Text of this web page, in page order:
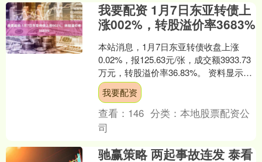
我要配资 1月7日东亚转债上
涨002%，转股溢价率3683%
本站消息，1月7日东亚转债收盘上涨
0.02%，报125.63元/张，成交额3933.73
万元，转股溢价率36.83%。 资料显示，
东亚转债信用级别为“A+”，债....
我要配资
查看： 146 分类：本地股票配资公
司
驰赢策略 两起事故连发 泰看